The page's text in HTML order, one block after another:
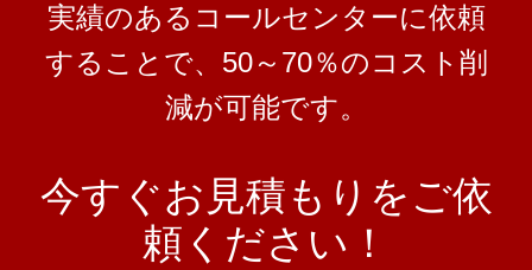
実績のあるコールセンターに依頼
することで、50～70％のコスト削
減が可能です。
今すぐお見積もりをご依
頼ください！